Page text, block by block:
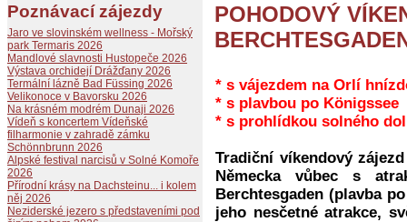
Poznávací zájezdy
Jaro ve slovinském wellness - Mořský
park Termaris 2026
Mandlové slavnosti Hustopeče 2026
Výstava orchidejí Drážďany 2026
Termální lázně Bad Füssing 2026
Velikonoce v Bavorsku 2026
Na krásném modrém Dunaji 2026
Vídeň s koncertem Vídeňské
filharmonie v zahradě zámku
Schönnbrunn 2026
Alpské festival narcisů v Solné Komoře
2026
Přírodní krásy na Dachsteinu... i kolem
něj 2026
Neziderské jezero s představeními pod
POHODOVÝ
* s vájezdem na Orlí
* s plavbou po Königssee
* s prohlídkou solného
Tradiční víkendový
Německa vůbec s
Berchtesgaden (plavba
jeho nesčetné atrakce,